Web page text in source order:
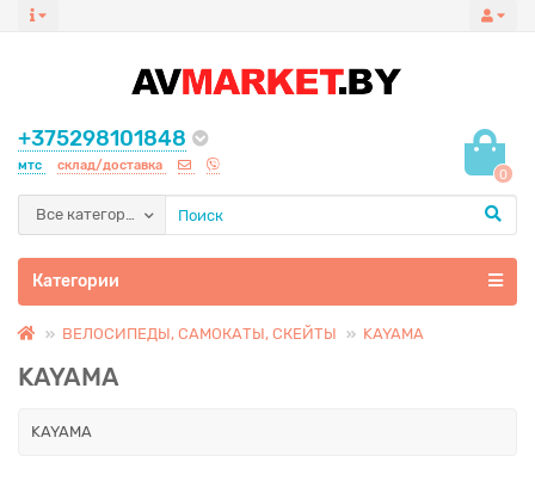
+375298101848
мтс склад/доставка
0
Все категории
Категории
ВЕЛОСИПЕДЫ, САМОКАТЫ, СКЕЙТЫ KAYAMA
KAYAMA
KAYAMA